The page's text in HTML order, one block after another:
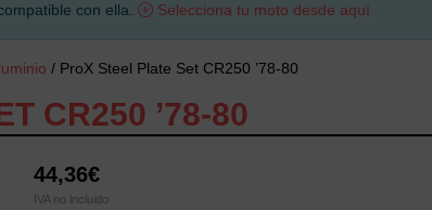
con ella. Selecciona tu moto desde aquí
/ ProX Steel Plate Set CR250 ’78-80
CR250 ’78-80
44,36€
IVA no incluido